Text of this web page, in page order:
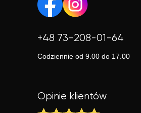
+48 73-208-01-64
Codziennie od 9.00 do 17.00
Opinie klientów